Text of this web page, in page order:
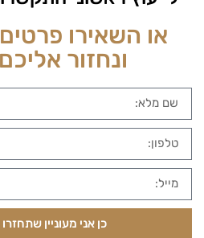
או השאירו
ונחזור
כן אני מעוניין שתחזרו